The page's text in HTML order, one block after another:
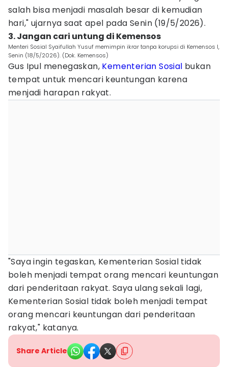
salah bisa menjadi masalah besar di kemudian
hari," ujarnya saat apel pada Senin (19/5/2026).
3. Jangan cari untung di Kemensos
Menteri Sosial Syaifullah Yusuf memimpin ikrar tanpa korupsi di Kemensos l,
Senin (18/5/2026). (Dok. Kemensos)
Gus Ipul menegaskan, Kementerian Sosial bukan
tempat untuk mencari keuntungan karena
menjadi harapan rakyat.
"Saya ingin tegaskan, Kementerian Sosial tidak
boleh menjadi tempat orang mencari keuntungan
dari penderitaan rakyat. Saya ulang sekali lagi,
Kementerian Sosial tidak boleh menjadi tempat
orang mencari keuntungan dari penderitaan
rakyat," katanya.
Share Article